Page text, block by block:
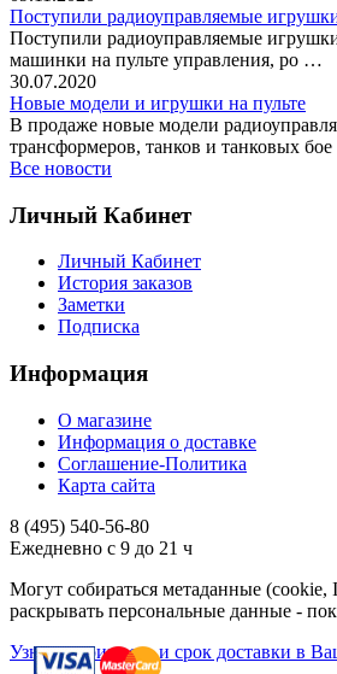
Поступили радиоуправляемые
Поступили радиоуправляемые
машинки на пульте управления, ро …
30.07.2020
Новые модели и игрушки на пульте
В продаже новые модели
трансформеров, танков и танковых
Все новости
Личный Кабинет
Личный Кабинет
История заказов
Заметки
Подписка
Информация
О магазине
Информация о доставке
Соглашение-Политика
Карта сайта
8 (495) 540-56-80
Ежедневно с 9 до 21 ч
Могут собираться метаданные (cookie,
раскрывать персональные данные -
Узнать стоимость и срок доставки в